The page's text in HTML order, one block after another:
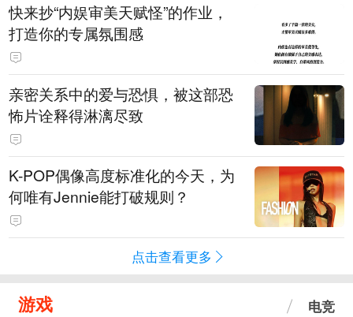
快来抄“内娱审美天赋怪”的作业，
打造你的专属氛围感
亲密关系中的爱与恐惧，被这部恐
怖片诠释得淋漓尽致
K-POP偶像高度标准化的今天，为
何唯有Jennie能打破规则？
点击查看更多
游戏 电竞